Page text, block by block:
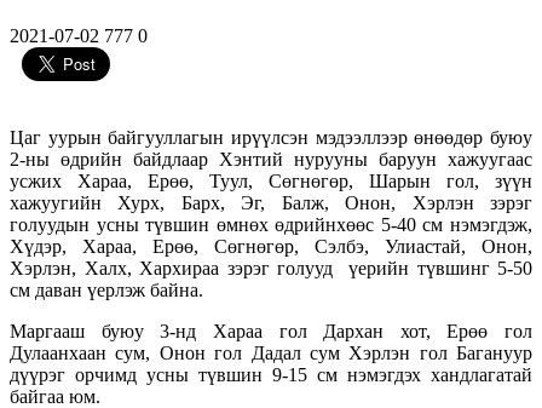
2021-07-02 777 0
Цаг уурын байгууллагын ирүүлсэн мэдээллээр өнөөдөр буюу
2-ны өдрийн байдлаар Хэнтий нурууны баруун хажуугаас
усжих Хараа, Ерөө, Туул, Сөгнөгөр, Шарын гол, зүүн
хажуугийн Хурх, Барх, Эг, Балж, Онон, Хэрлэн зэрэг
голуудын усны түвшин өмнөх өдрийнхөөс 5-40 см нэмэгдэж,
Хүдэр, Хараа, Ерөө, Сөгнөгөр, Сэлбэ, Улиастай, Онон,
Хэрлэн, Халх, Хархираа зэрэг голууд үерийн түвшинг 5-50
см даван үерлэж байна.
Маргааш буюу 3-нд Хараа гол Дархан хот, Ерөө гол
Дулаанхаан сум, Онон гол Дадал сум Хэрлэн гол Багануур
дүүрэг орчимд усны түвшин 9-15 см нэмэгдэх хандлагатай
байгаа юм.